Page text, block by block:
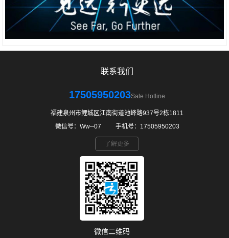
联系我们
17505950203Sale Hotline
福建泉州市鲤城区江南街道池峰路937号2栋1811
微信号：Ww--07 ㅤ ㅤ手机号：17505950203
了解更多
微信二维码